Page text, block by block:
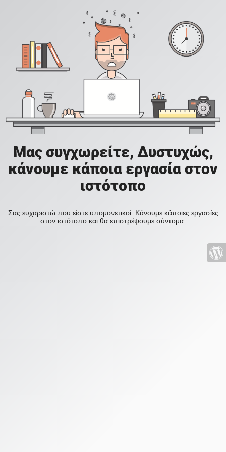
Μας συγχωρείτε, Δυστυχώς,
κάνουμε κάποια εργασία στον
ιστότοπο
Σας ευχαριστώ που είστε υπομονετικοί. Κάνουμε κάποιες εργασίες
στον ιστότοπο και θα επιστρέψουμε σύντομα.